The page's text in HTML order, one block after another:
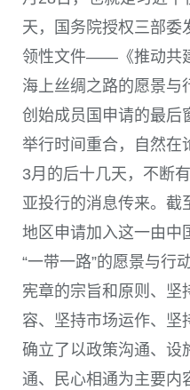
天，国务院授权三部委
领性文件——《推动共
海上丝绸之路的愿景与
创始成员国申请的最后
举行时间重合，自然在
3月的后十几天，不断
亚投行的消息传来。截
地区申请加入这一由中
“一带一路”的愿景与行
宪章的宗旨和原则、坚
容、坚持市场运作、坚
确立了以政策沟通、设
通、民心相通为主要内